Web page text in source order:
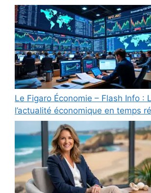
Le Figaro Économie – Flash Info :
l’actualité économique en temps